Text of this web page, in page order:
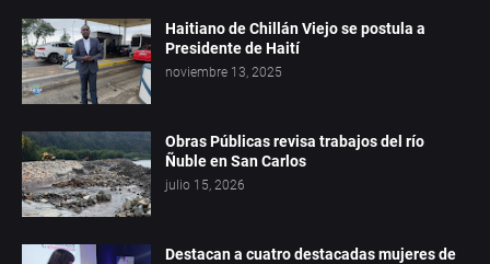
Haitiano de Chillán Viejo se postula a
Presidente de Haití
noviembre 13, 2025
Obras Públicas revisa trabajos del río
Ñuble en San Carlos
julio 15, 2026
Destacan a cuatro destacadas mujeres de